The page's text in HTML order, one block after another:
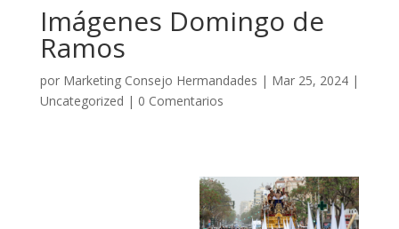
Imágenes Domingo de
Ramos
por Marketing Consejo Hermandades | Mar 25, 2024|
Uncategorized | 0 Comentarios